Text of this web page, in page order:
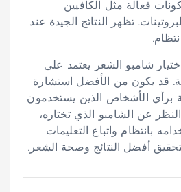
فعالة مثل الكافيين
تظهر النتائج الجيدة عند
شامبو الشعر يعتمد على
قد يكون من الأفضل استشارة
برأي الأشخاص الذين يستخدمون
عن الشامبو الذي تختاره،
بانتظام واتباع التعليمات
أفضل النتائج وصحة الشعر.